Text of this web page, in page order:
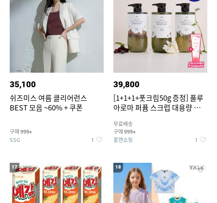
35,100
쉬즈미스 여름 클리어런스
BEST 모음 ~60% + 쿠폰
구매 999+
SSG 1
39,800
[1+1+1+풋크림50g 증정] 플루
아로마 퍼퓸 스크럽 대용량 바디
무료배송
구매 999+
홈앤쇼핑 1
17 18